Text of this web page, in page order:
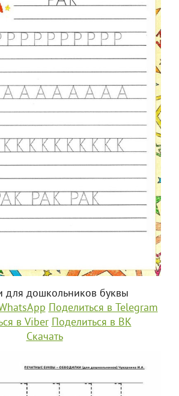
для дошкольников буквы
Поделиться в Telegram
в Viber Поделиться в ВК
Скачать